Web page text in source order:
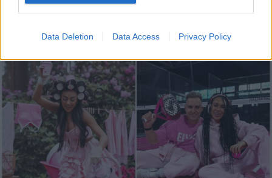
Data Deletion Data Access Privacy Policy
nākamo soli: risks pieaugs jau šoruden
Lasīt citas ziņas